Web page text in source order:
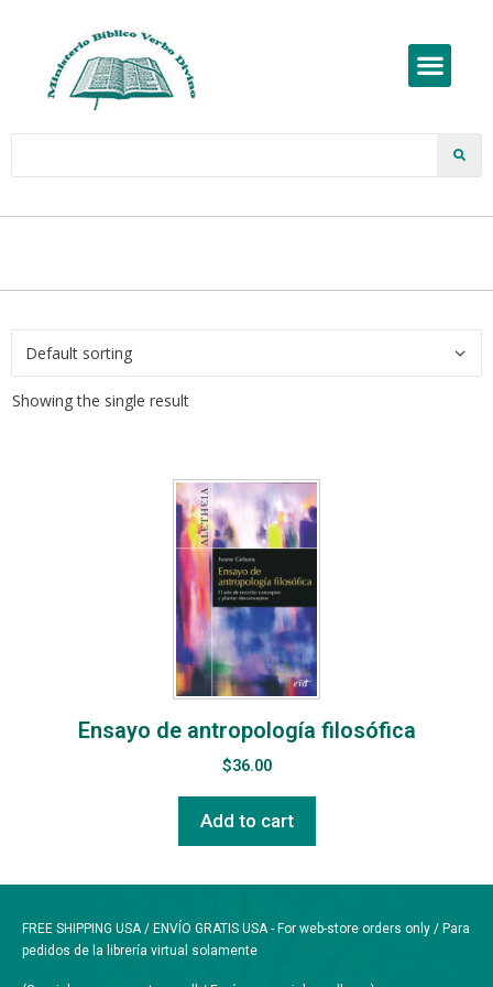
Showing the single result
Ensayo de antropología filosófica
$36.00
Add to cart
FREE SHIPPING USA / ENVÍO GRATIS USA - For web-store orders only / Para
pedidos de la librería virtual solamente